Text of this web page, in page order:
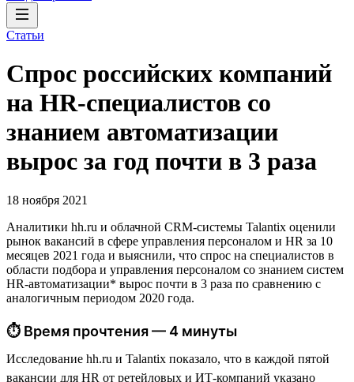
Статьи
Спрос российских компаний
на HR-специалистов со
знанием автоматизации
вырос за год почти в 3 раза
18 ноября 2021
Аналитики hh.ru и облачной CRM-системы Talantix оценили
рынок вакансий в сфере управления персоналом и HR за 10
месяцев 2021 года и выяснили, что спрос на специалистов в
области подбора и управления персоналом со знанием систем
HR-автоматизации* вырос почти в 3 раза по сравнению с
аналогичным периодом 2020 года.
⏱ Время прочтения — 4 минуты
Исследование hh.ru и Talantix показало, что в каждой пятой
вакансии для HR от ретейловых и ИТ-компаний указано